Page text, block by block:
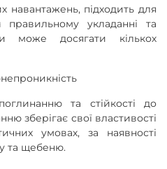
навантажень, підходить для
укладанні та
може досягати кількох
та стійкості до
зберігає свої властивості
умовах, за наявності
та щебеню.